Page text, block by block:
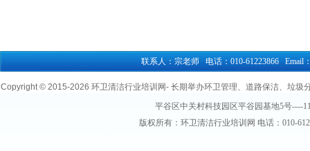
联系人：宗老师 电话：010-61223866 Email
Copyright © 2015-2026 环卫清洁行业培训网- 长期举办环卫管理、道路保洁、垃
平谷区中关村科技园区平谷园基地5号----
版权所有：环卫清洁行业培训网 电话：010-